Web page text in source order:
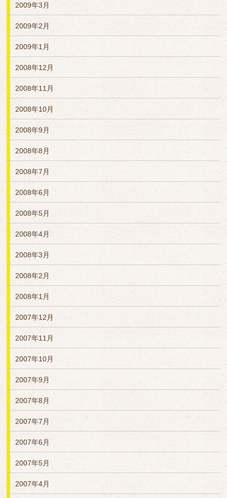
2009年3月
2009年2月
2009年1月
2008年12月
2008年11月
2008年10月
2008年9月
2008年8月
2008年7月
2008年6月
2008年5月
2008年4月
2008年3月
2008年2月
2008年1月
2007年12月
2007年11月
2007年10月
2007年9月
2007年8月
2007年7月
2007年6月
2007年5月
2007年4月